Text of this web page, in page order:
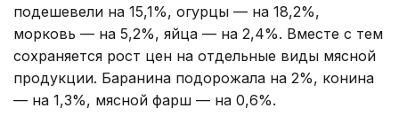
подешевели на 15,1%, огурцы — на 18,2%,
морковь — на 5,2%, яйца — на 2,4%. Вместе с тем
сохраняется рост цен на отдельные виды мясной
продукции. Баранина подорожала на 2%, конина
— на 1,3%, мясной фарш — на 0,6%.